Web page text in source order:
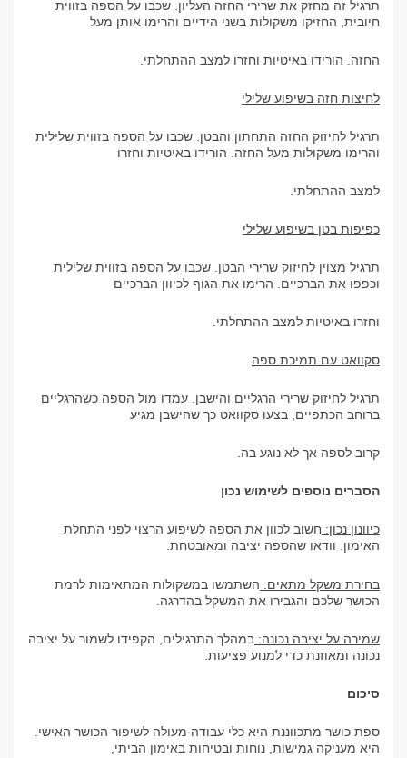
תרגיל זה מחזק את שרירי החזה העליון. שכבו על הספה בזווית
חיובית, החזיקו משקולות בשני הידיים והרימו אותן מעל
החזה. הורידו באיטיות וחזרו למצב ההתחלתי.
לחיצות חזה בשיפוע שלילי
תרגיל לחיזוק החזה התחתון והבטן. שכבו על הספה בזווית שלילית
והרימו משקולות מעל החזה. הורידו באיטיות וחזרו
למצב ההתחלתי.
כפיפות בטן בשיפוע שלילי
תרגיל מצוין לחיזוק שרירי הבטן. שכבו על הספה בזווית שלילית
וכפפו את הברכיים. הרימו את הגוף לכיוון הברכיים
וחזרו באיטיות למצב ההתחלתי.
סקוואט עם תמיכת ספה
תרגיל לחיזוק שרירי הרגליים והישבן. עמדו מול הספה כשהרגליים
ברוחב הכתפיים, בצעו סקוואט כך שהישבן מגיע
קרוב לספה אך לא נוגע בה.
הסברים נוספים לשימוש נכון
כיוונון נכון: חשוב לכוון את הספה לשיפוע הרצוי לפני התחלת
האימון. וודאו שהספה יציבה ומאובטחת.
בחירת משקל מתאים: השתמשו במשקולות המתאימות לרמת
הכושר שלכם והגבירו את המשקל בהדרגה.
שמירה על יציבה נכונה:במהלך התרגילים, הקפידו לשמור על יציבה
נכונה ומאוזנת כדי למנוע פציעות.
סיכום
ספת כושר מתכווננת היא כלי עבודה מעולה לשיפור הכושר האישי.
היא מעניקה גמישות, נוחות ובטיחות באימון הביתי,